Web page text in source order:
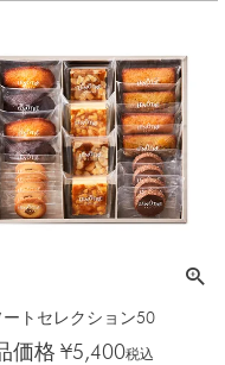
ートセレクション50
価格 ¥5,400税込